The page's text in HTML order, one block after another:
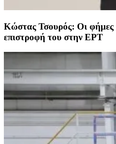
Κώστας Τσουρός: Οι φήμες
επιστροφή του στην ΕΡΤ